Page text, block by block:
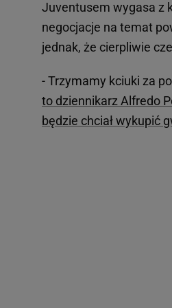
Juventusem wygasa z
negocjacje na temat
jednak, że cierpliwie
- Trzymamy kciuki za
to dziennikarz Alfredo
będzie chciał wykupić